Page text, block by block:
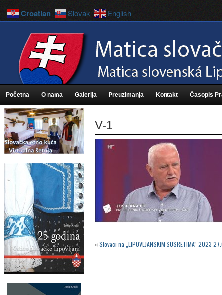
Početna O nama Galerija Preuzimanja Kontakt Časopis
V-1
«Slovaci na „LIPOVLJANSKIM SUSRETIMA“ 2023
Croatian Slovak English